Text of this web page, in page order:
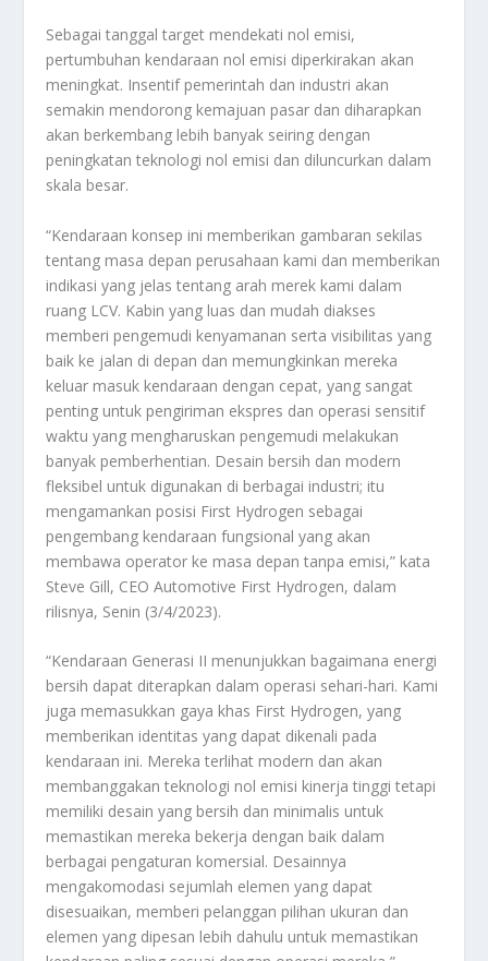
Sebagai tanggal target mendekati nol emisi,
pertumbuhan kendaraan nol emisi diperkirakan akan
meningkat. Insentif pemerintah dan industri akan
semakin mendorong kemajuan pasar dan diharapkan
akan berkembang lebih banyak seiring dengan
peningkatan teknologi nol emisi dan diluncurkan dalam
skala besar.
“Kendaraan konsep ini memberikan gambaran sekilas
tentang masa depan perusahaan kami dan memberikan
indikasi yang jelas tentang arah merek kami dalam
ruang LCV. Kabin yang luas dan mudah diakses
memberi pengemudi kenyamanan serta visibilitas yang
baik ke jalan di depan dan memungkinkan mereka
keluar masuk kendaraan dengan cepat, yang sangat
penting untuk pengiriman ekspres dan operasi sensitif
waktu yang mengharuskan pengemudi melakukan
banyak pemberhentian. Desain bersih dan modern
fleksibel untuk digunakan di berbagai industri; itu
mengamankan posisi First Hydrogen sebagai
pengembang kendaraan fungsional yang akan
membawa operator ke masa depan tanpa emisi,” kata
Steve Gill, CEO Automotive First Hydrogen, dalam
rilisnya, Senin (3/4/2023).
“Kendaraan Generasi II menunjukkan bagaimana energi
bersih dapat diterapkan dalam operasi sehari-hari. Kami
juga memasukkan gaya khas First Hydrogen, yang
memberikan identitas yang dapat dikenali pada
kendaraan ini. Mereka terlihat modern dan akan
membanggakan teknologi nol emisi kinerja tinggi tetapi
memiliki desain yang bersih dan minimalis untuk
memastikan mereka bekerja dengan baik dalam
berbagai pengaturan komersial. Desainnya
mengakomodasi sejumlah elemen yang dapat
disesuaikan, memberi pelanggan pilihan ukuran dan
elemen yang dipesan lebih dahulu untuk memastikan